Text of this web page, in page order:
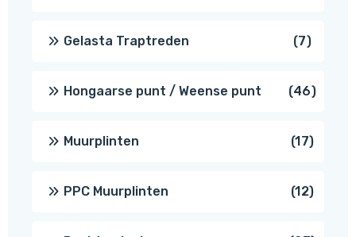
Gelasta Traptreden 77
Hongaarse punt / Weense punt 4646
Muurplinten 1717
PPC Muurplinten 1212